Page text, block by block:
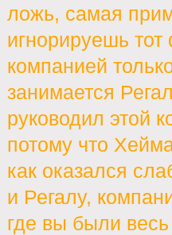
ложь, самая
игнорируешь тот
компанией
занимается
руководил этой
потому что
как оказался
и Регалу,
где вы были